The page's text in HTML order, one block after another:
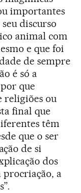
importantes
discurso
animal com
e que foi
de sempre
é só a
que
religiões ou
final que
têm
que o ser
de si
dos
procriação, a